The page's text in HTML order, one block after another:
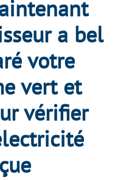
a bel
votre
vert et
vérifier